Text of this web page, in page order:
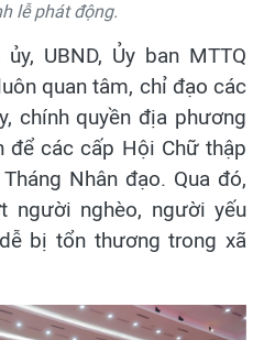
lễ phát động.
UBND, Ủy ban MTTQ
quan tâm, chỉ đạo các
chính quyền địa phương
để các cấp Hội Chữ thập
Nhân đạo. Qua đó,
người nghèo, người yếu
bị tổn thương trong xã